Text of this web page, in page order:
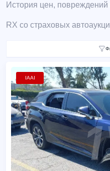
История цен,
RX со страховых
IAAI